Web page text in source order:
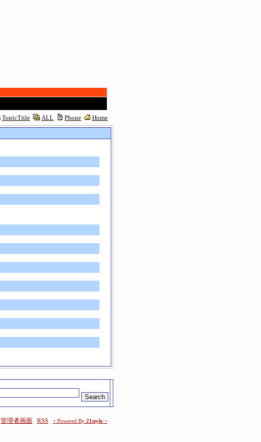
TopicTitle ALL Phone Home
管理者画面 RSS + Powered By 21style +